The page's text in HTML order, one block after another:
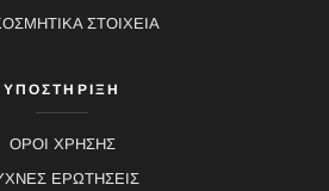
ΣΤΟΙΧΕΙΑ
ΥΠΟΣΤΗΡΙΞΗ
ΟΡΟΙ ΧΡΗΣΗΣ
ΕΡΩΤΗΣΕΙΣ